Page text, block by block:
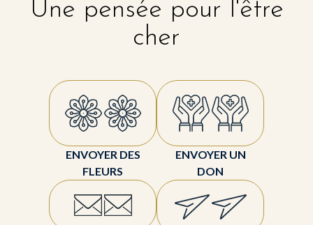
Une pensée pour l'être
cher
ENVOYER DES
FLEURS
ENVOYER UN
DON